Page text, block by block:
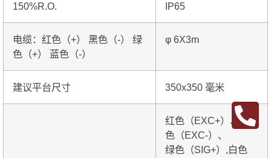
150%R.O. IP65
电缆：红色（+） 黑色（-） 绿
色（+） 蓝色（-）
φ 6X3m
建议平台尺寸 350x350 毫米
红色（EXC+）、黑
色（EXC-）、
绿色（SIG+）,白色